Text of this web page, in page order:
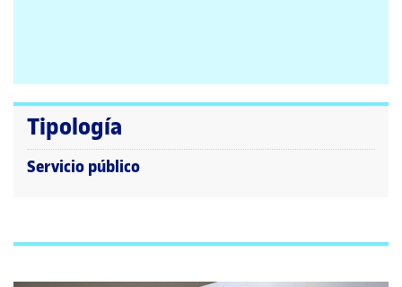
Tipología
Servicio público